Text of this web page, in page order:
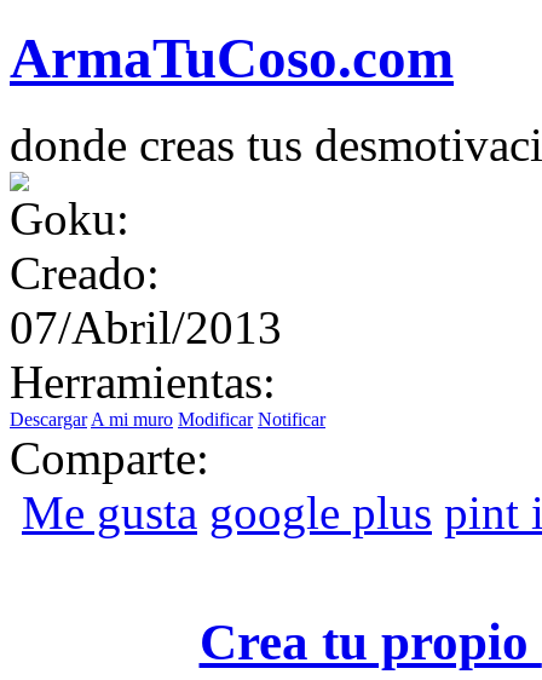
ArmaTuCoso.com
donde creas tus
Creado:
07/Abril/2013
Herramientas:
Descargar A mi muro Modificar Notificar
Comparte:
Me gusta google plus pint
Crea tu propio